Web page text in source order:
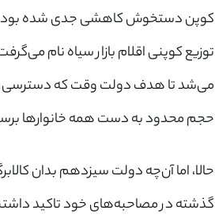
کوپن دستخوش کاهشی جدی شده بود.
توزیع کوپنی اقلام بازار سیاه نام
می‌شد تا هدف دولت وقت که دسترسی به
حجم محدود به دست همه خانوار‌ها
حالا، اما آن‌چه دولت سیزدهم بدان
ورود به